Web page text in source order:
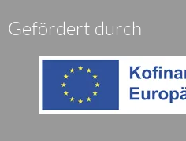
Gefördert durch